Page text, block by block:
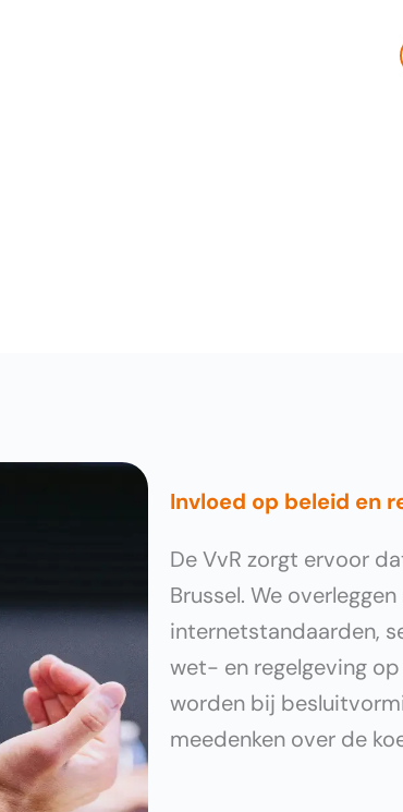
Invloed op beleid en
De VvR zorgt ervoor
Brussel. We
internetstandaarden,
wet- en regelgeving
worden bij
meedenken over de